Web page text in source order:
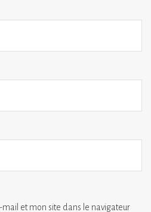
et mon site dans le navigateur